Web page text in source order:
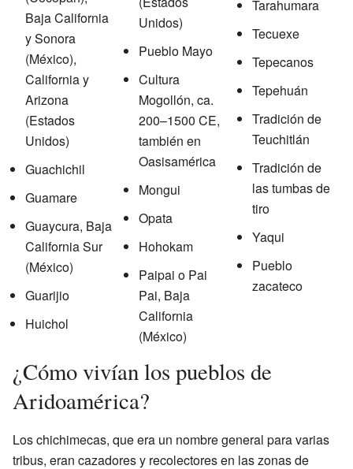
Baja California
y Sonora
(México),
California y
Arizona
(Estados
Unidos)
Guachichil
Guamare
Guaycura, Baja
California Sur
(México)
Guarijio
Huichol
Unidos)
Pueblo Mayo
Cultura
Mogollón, ca.
200–1500 CE,
también en
Oasisamérica
Mongui
Opata
Hohokam
Paipai o Pai
Pai, Baja
California
(México)
Tarahumara
Tecuexe
Tepecanos
Tepehuán
Tradición de
Teuchitlán
Tradición de
las tumbas de
tiro
Yaqui
Pueblo
zacateco
¿Cómo vivían los pueblos de
Aridoamérica?
Los chichimecas, que era un nombre general para varias
tribus, eran cazadores y recolectores en las zonas de